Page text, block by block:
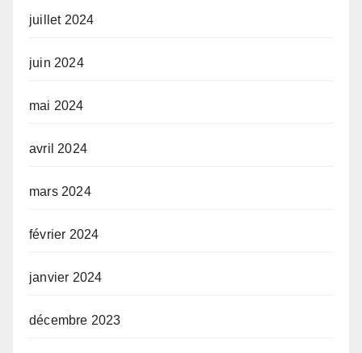
juillet 2024
juin 2024
mai 2024
avril 2024
mars 2024
février 2024
janvier 2024
décembre 2023